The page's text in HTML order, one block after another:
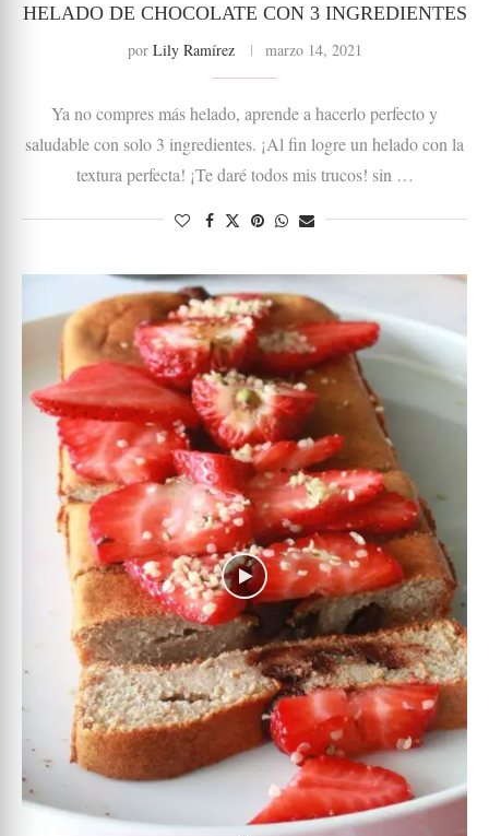
HELADO DE CHOCOLATE CON 3 INGREDIENTES
por Lily Ramírez marzo 14, 2021
Ya no compres más helado, aprende a hacerlo perfecto y
saludable con solo 3 ingredientes. ¡Al fin logre un helado con la
textura perfecta! ¡Te daré todos mis trucos! sin …